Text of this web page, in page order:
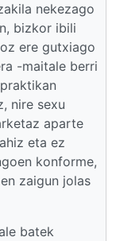
nekezago
bizkor ibili
ere gutxiago
-maitale berri
nire sexu
aparte
eta ez
konforme,
zaigun jolas
batek